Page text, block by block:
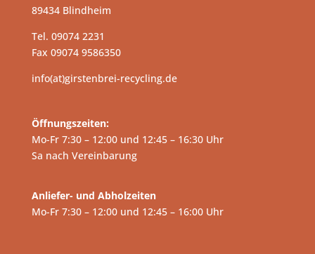
89434 Blindheim
Tel. 09074 2231
Fax 09074 9586350
info(at)girstenbrei-recycling.de
Öffnungszeiten:
Mo-Fr 7:30 – 12:00 und 12:45 – 16:30 Uhr
Sa nach Vereinbarung
Anliefer- und Abholzeiten
Mo-Fr 7:30 – 12:00 und 12:45 – 16:00 Uhr